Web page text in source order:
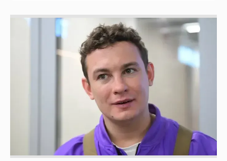
Никита Кологривый высказался насчёт